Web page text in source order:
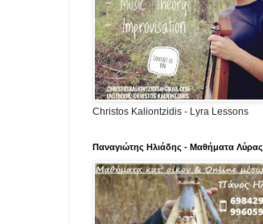
Christos Kaliontzidis - Lyra Lessons
Παναγιώτης Ηλιάδης - Μαθήματα Λύρας